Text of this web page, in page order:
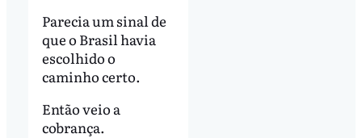
Parecia um sinal de
que o Brasil havia
escolhido o
caminho certo.
Então veio a
cobrança.